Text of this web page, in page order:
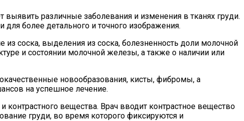
различные заболевания и изменения в тканях груди.
более детального и точного изображения.
соска, выделения из соска, болезненность доли молочной
и состоянии молочной железы, а также о наличии или
новообразования, кисты, фибромы, а
на успешное лечение.
контрастного вещества. Врач вводит контрастное вещество
груди, во время которого фиксируются и